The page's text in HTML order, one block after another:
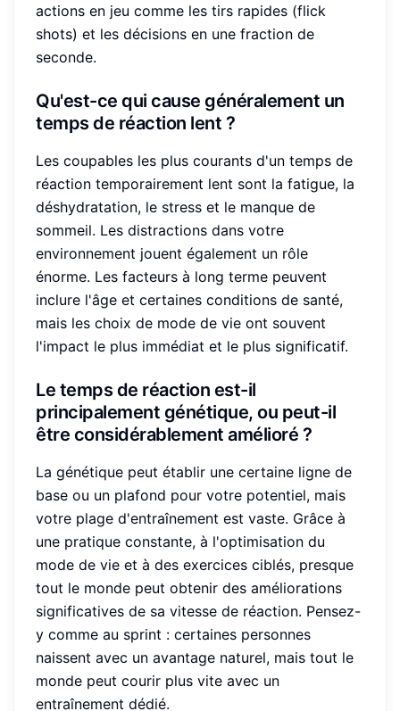
actions en jeu comme les tirs rapides (flick
shots) et les décisions en une fraction de
seconde.
Qu'est-ce qui cause généralement un
temps de réaction lent ?
Les coupables les plus courants d'un temps de
réaction temporairement lent sont la fatigue, la
déshydratation, le stress et le manque de
sommeil. Les distractions dans votre
environnement jouent également un rôle
énorme. Les facteurs à long terme peuvent
inclure l'âge et certaines conditions de santé,
mais les choix de mode de vie ont souvent
l'impact le plus immédiat et le plus significatif.
Le temps de réaction est-il
principalement génétique, ou peut-il
être considérablement amélioré ?
La génétique peut établir une certaine ligne de
base ou un plafond pour votre potentiel, mais
votre plage d'entraînement est vaste. Grâce à
une pratique constante, à l'optimisation du
mode de vie et à des exercices ciblés, presque
tout le monde peut obtenir des améliorations
significatives de sa vitesse de réaction. Pensez-
y comme au sprint : certaines personnes
naissent avec un avantage naturel, mais tout le
monde peut courir plus vite avec un
entraînement dédié.